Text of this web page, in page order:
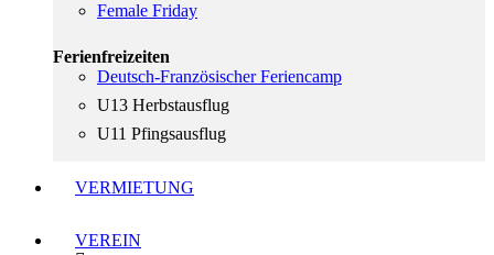
Female Friday
Ferienfreizeiten
Deutsch-Französischer Feriencamp
U13 Herbstausflug
U11 Pfingsausflug
VERMIETUNG
VEREIN